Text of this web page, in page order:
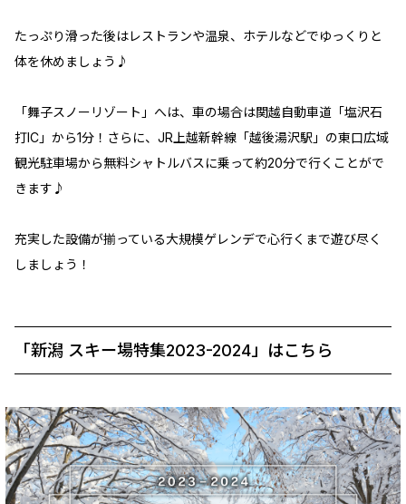
たっぷり滑った後はレストランや温泉、ホテルなどでゆっくりと
体を休めましょう♪
「舞子スノーリゾート」へは、車の場合は関越自動車道「塩沢石
打IC」から1分！さらに、JR上越新幹線「越後湯沢駅」の東口広域
観光駐車場から無料シャトルバスに乗って約20分で行くことがで
きます♪
充実した設備が揃っている大規模ゲレンデで心行くまで遊び尽く
しましょう！
「新潟 スキー場特集2023-2024」はこちら